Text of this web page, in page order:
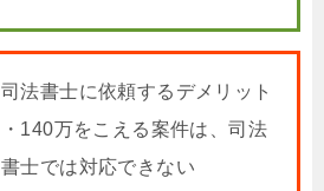
司法書士に依頼するデメリット
・140万をこえる案件は、司法
書士では対応できない